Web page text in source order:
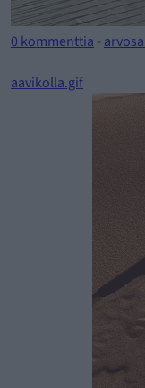
0 kommenttia -
aavikolla.gif